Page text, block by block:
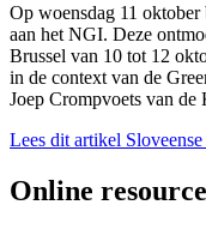
Op woensdag 11 oktober
aan het NGI. Deze
Brussel van 10 tot 12
in de context van de
Joep Crompvoets van
Lees dit artikel
Online